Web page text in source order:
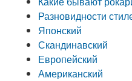
Разновидности
Японский
Скандинавский
Европейский
Американский